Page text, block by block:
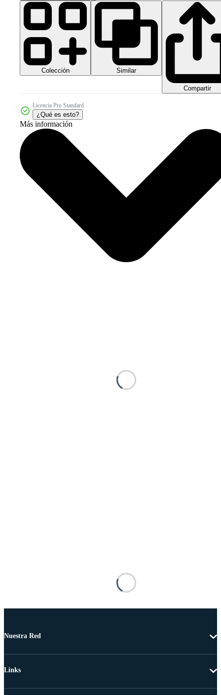
Colección Similar
Compartir
Licencia Pro Standard
¿Qué es esto?
Más información
Nuestra Red
Links